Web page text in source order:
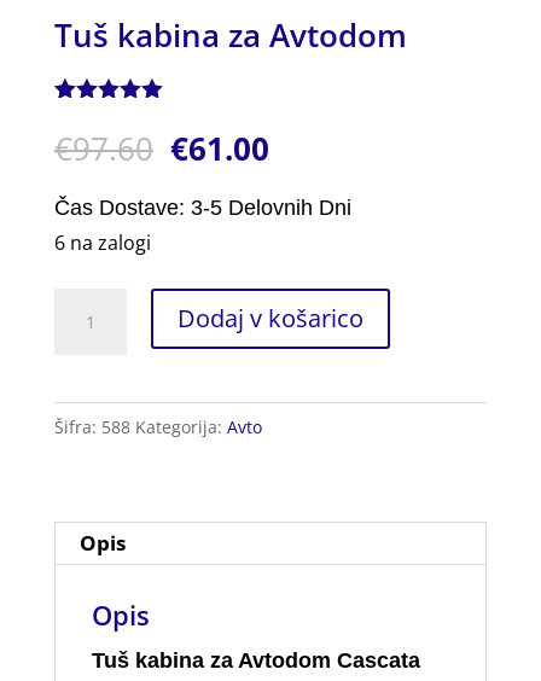
Tuš kabina za Avtodom
5.00od 5
na podlagi
stranke
€97.60 €61.00
Čas Dostave: 3-5 Delovnih Dni
6 na zalogi
kabina
Avtodom
količina
Dodaj v košarico
Šifra: 588 Kategorija: Avto
Opis
Opis
Tuš kabina za Avtodom Cascata